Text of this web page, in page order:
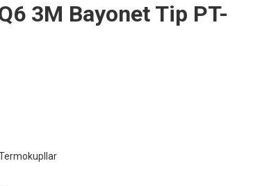
3M Bayonet Tip PT-